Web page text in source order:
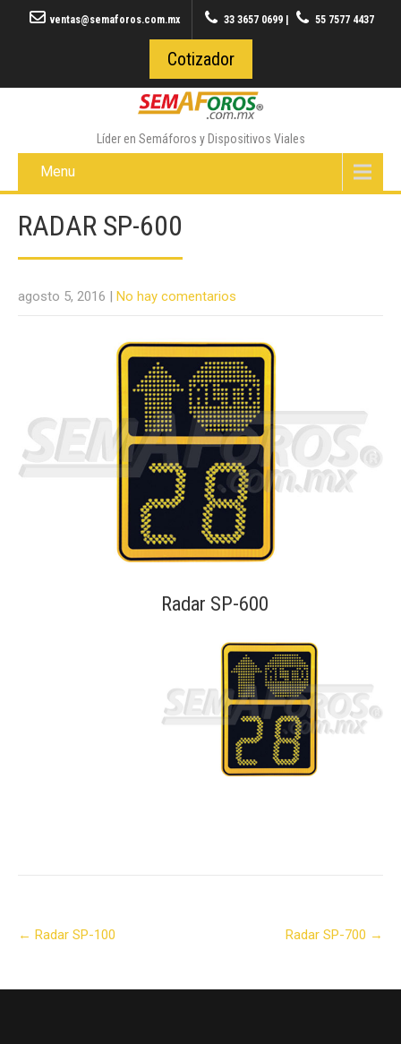
ventas@semaforos.com.mx 33 3657 0699 55 7577 4437
Cotizador
Líder en Semáforos y Dispositivos Viales
Menu
RADAR SP-600
agosto 5, 2016 | No hay comentarios
Radar SP-600
Post
← Radar SP-100 Radar SP-700 →